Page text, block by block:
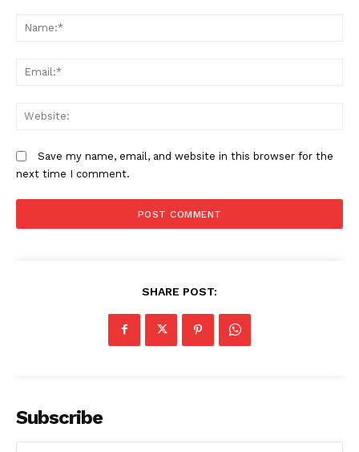
Save my name, email, and website in this browser for the
next time I comment.
SHARE POST:
Subscribe